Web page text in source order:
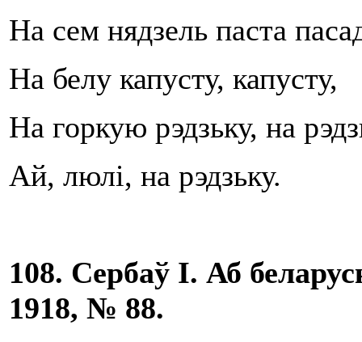
На сем нядзель паста
На белу капусту, капусту,
На горкую рэдзьку, на
Ай, люлі, на рэдзьку.
108. Сербаў I. Аб
1918, № 88.